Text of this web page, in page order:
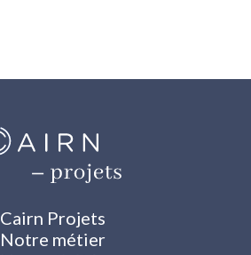
Cairn Projets
Notre métier